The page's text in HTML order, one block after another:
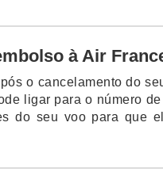
à Air
o cancelamento do
ligar para o número
do seu voo para que